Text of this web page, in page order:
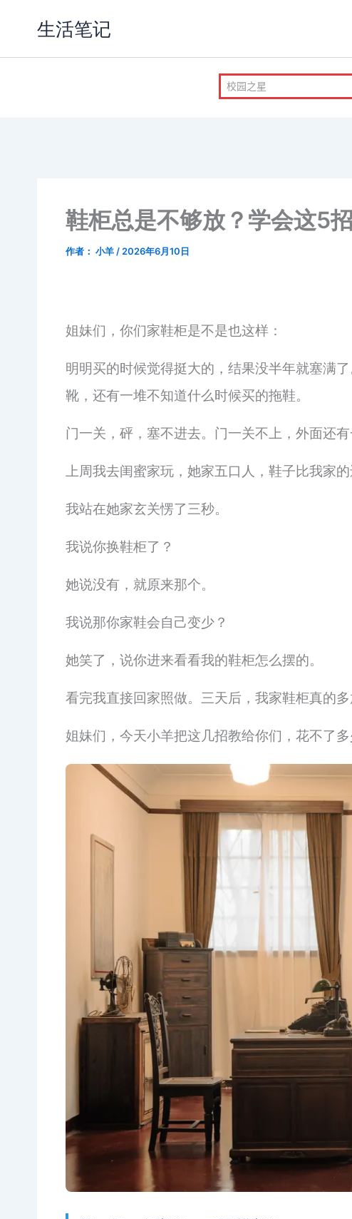
生活笔记
鞋柜总是不够放？学会这5
作者： 小羊 / 2026年6月10日
姐妹们，你们家鞋柜是不是也这样：
明明买的时候觉得挺大的，结果没半年就塞满
靴，还有一堆不知道什么时候买的拖鞋。
门一关，砰，塞不进去。门一关不上，外面还有
上周我去闺蜜家玩，她家五口人，鞋子比我家
我站在她家玄关愣了三秒。
我说你换鞋柜了？
她说没有，就原来那个。
我说那你家鞋会自己变少？
她笑了，说你进来看看我的鞋柜怎么摆的。
看完我直接回家照做。三天后，我家鞋柜真的多
姐妹们，今天小羊把这几招教给你们，花不了多